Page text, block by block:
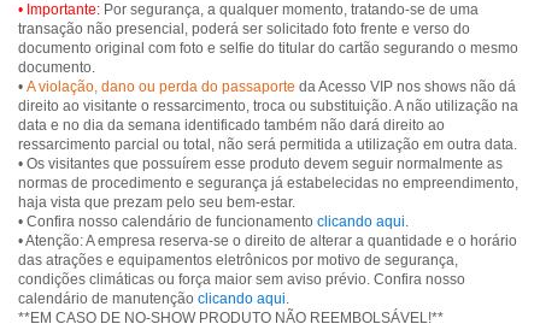
• Importante: Por segurança, a qualquer momento, tratando-se de uma
transação não presencial, poderá ser solicitado foto frente e verso do
documento original com foto e selfie do titular do cartão segurando o mesmo
documento.
• A violação, dano ou perda do passaporte da Acesso VIP nos shows não dá
direito ao visitante o ressarcimento, troca ou substituição. A não utilização na
data e no dia da semana identificado também não dará direito ao
ressarcimento parcial ou total, não será permitida a utilização em outra data.
• Os visitantes que possuírem esse produto devem seguir normalmente as
normas de procedimento e segurança já estabelecidas no empreendimento,
haja vista que prezam pelo seu bem-estar.
• Confira nosso calendário de funcionamento clicando aqui.
• Atenção: A empresa reserva-se o direito de alterar a quantidade e o horário
das atrações e equipamentos eletrônicos por motivo de segurança,
condições climáticas ou força maior sem aviso prévio. Confira nosso
calendário de manutenção clicando aqui.